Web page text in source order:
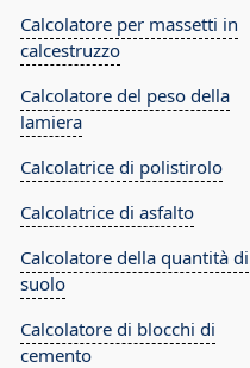
Calcolatore per massetti in
calcestruzzo
Calcolatore del peso della
lamiera
Calcolatrice di polistirolo
Calcolatrice di asfalto
Calcolatore della quantità di
suolo
Calcolatore di blocchi di
cemento